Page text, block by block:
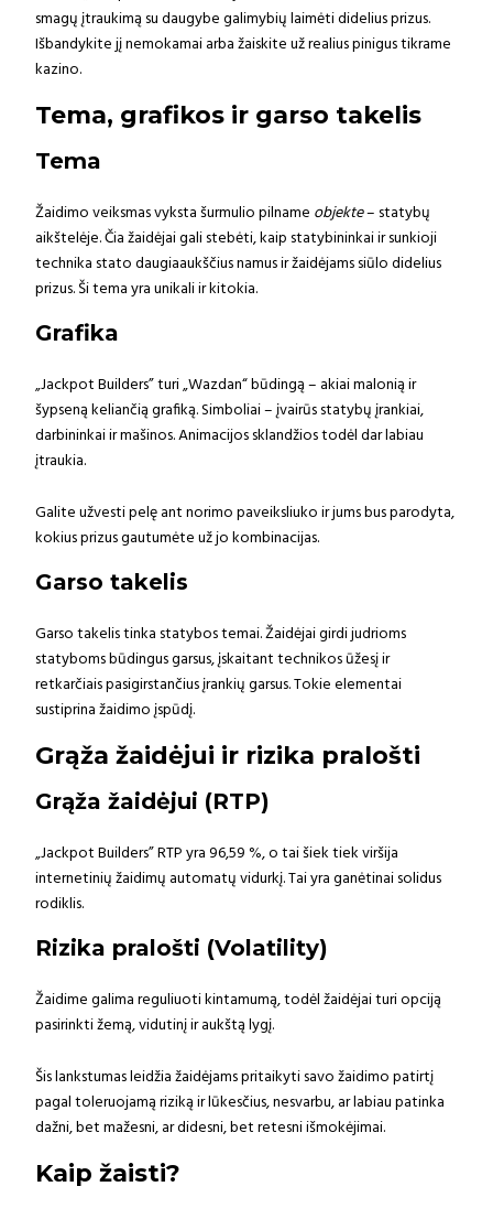
smagų įtraukimą su daugybe galimybių laimėti didelius prizus.
Išbandykite jį nemokamai arba žaiskite už realius pinigus tikrame
kazino.
Tema, grafikos ir garso takelis
Tema
Žaidimo veiksmas vyksta šurmulio pilname objekte– statybų
aikštelėje. Čia žaidėjai gali stebėti, kaip statybininkai ir sunkioji
technika stato daugiaaukščius namus ir žaidėjams siūlo didelius
prizus. Ši tema yra unikali ir kitokia.
Grafika
„Jackpot Builders” turi „Wazdan“ būdingą – akiai malonią ir
šypseną keliančią grafiką. Simboliai – įvairūs statybų įrankiai,
darbininkai ir mašinos. Animacijos sklandžios todėl dar labiau
įtraukia.
Galite užvesti pelę ant norimo paveiksliuko ir jums bus parodyta,
kokius prizus gautumėte už jo kombinacijas.
Garso takelis
Garso takelis tinka statybos temai. Žaidėjai girdi judrioms
statyboms būdingus garsus, įskaitant technikos ūžesį ir
retkarčiais pasigirstančius įrankių garsus. Tokie elementai
sustiprina žaidimo įspūdį.
Grąža žaidėjui ir rizika pralošti
Grąža žaidėjui (RTP)
„Jackpot Builders” RTP yra 96,59 %, o tai šiek tiek viršija
internetinių žaidimų automatų vidurkį. Tai yra ganėtinai solidus
rodiklis.
Rizika pralošti (Volatility)
Žaidime galima reguliuoti kintamumą, todėl žaidėjai turi opciją
pasirinkti žemą, vidutinį ir aukštą lygį.
Šis lankstumas leidžia žaidėjams pritaikyti savo žaidimo patirtį
pagal toleruojamą riziką ir lūkesčius, nesvarbu, ar labiau patinka
dažni, bet mažesni, ar didesni, bet retesni išmokėjimai.
Kaip žaisti?